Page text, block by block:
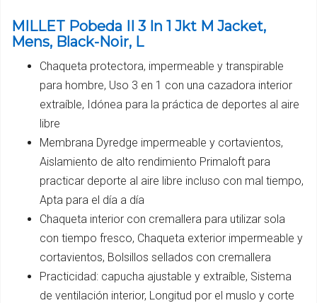
MILLET Pobeda II 3 In 1 Jkt M Jacket,
Mens, Black-Noir, L
Chaqueta protectora, impermeable y transpirable
para hombre, Uso 3 en 1 con una cazadora interior
extraíble, Idónea para la práctica de deportes al aire
libre
Membrana Dyredge impermeable y cortavientos,
Aislamiento de alto rendimiento Primaloft para
practicar deporte al aire libre incluso con mal tiempo,
Apta para el día a día
Chaqueta interior con cremallera para utilizar sola
con tiempo fresco, Chaqueta exterior impermeable y
cortavientos, Bolsillos sellados con cremallera
Practicidad: capucha ajustable y extraíble, Sistema
de ventilación interior, Longitud por el muslo y corte